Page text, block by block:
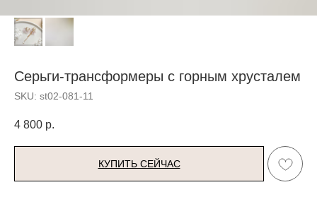
Серьги-трансформеры с горным хрусталем
SKU: st02-081-11
4 800 р.
КУПИТЬ СЕЙЧАС